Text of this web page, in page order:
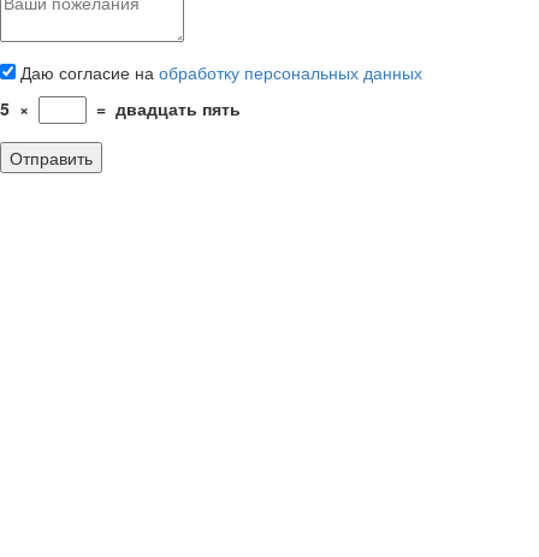
Даю согласие на обработку персональных данных
5 × = двадцать пять